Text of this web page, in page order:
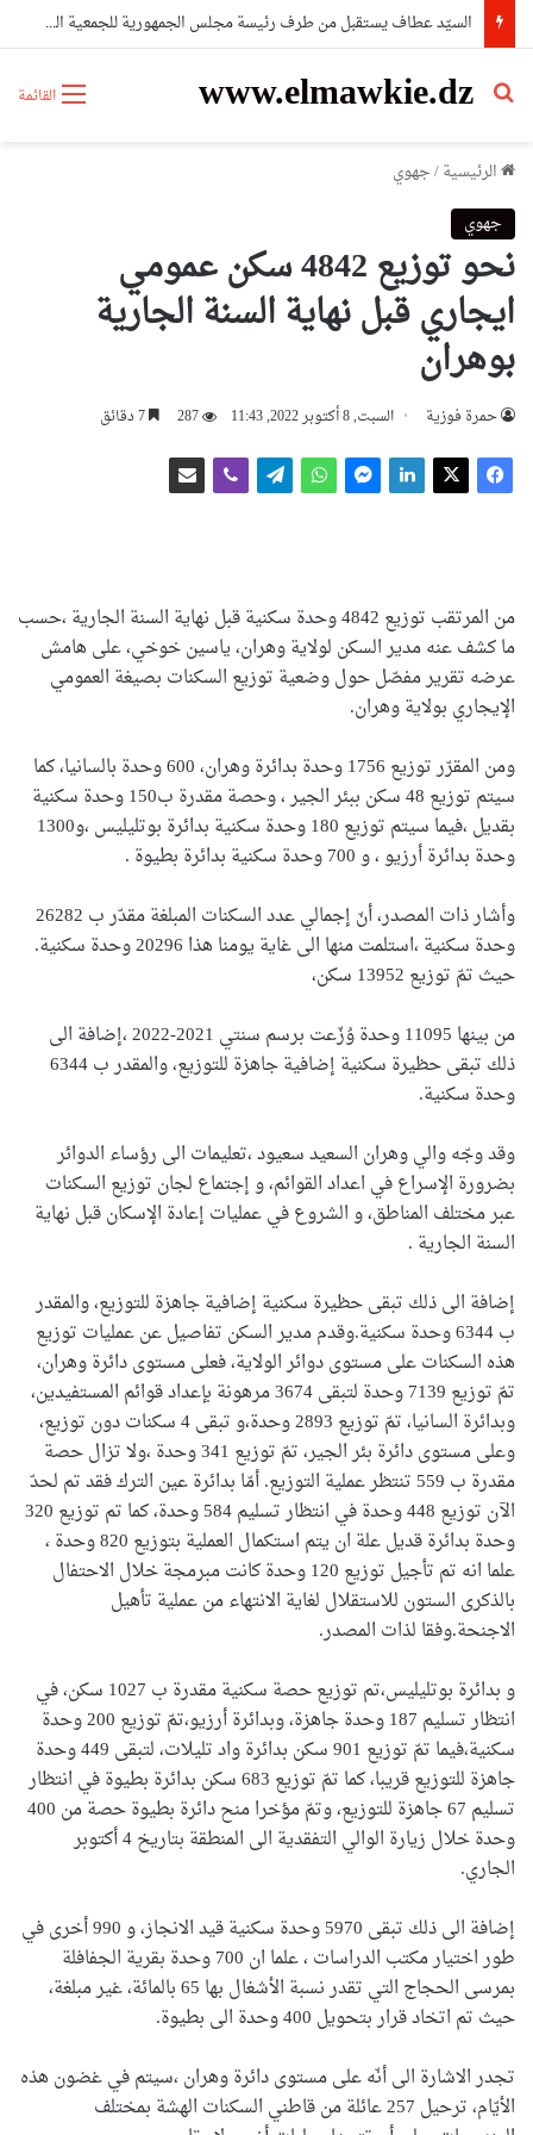
السيّد عطاف يستقبل من طرف رئيسة مجلس الجمهورية للجمعية الوطنية البيلاروسية
القائمة www.elmawkie.dz
بحث عن
الرئيسية/جهوي
جهوي
نحو توزيع 4842 سكن عمومي
ايجاري قبل نهاية السنة الجارية
بوهران
حمرة فوزية السبت, 8 أكتوبر 2022, 11:43 287
من المرتقب توزيع 4842 وحدة سكنية قبل نهاية السنة الجارية ،حسب
ما كشف عنه مدير السكن لولاية وهران، ياسين خوخي، على هامش
عرضه تقرير مفصّل حول وضعية توزيع السكنات بصيغة العمومي
الإيجاري بولاية وهران.
ومن المقرّر توزيع 1756 وحدة بدائرة وهران، 600 وحدة بالسانيا، كما
سيتم توزيع 48 سكن ببئر الجير ، وحصة مقدرة ب150 وحدة سكنية
بقديل ،فيما سيتم توزيع 180 وحدة سكنية بدائرة بوتليليس ،و1300
وحدة بدائرة أرزيو ، و 700 وحدة سكنية بدائرة بطيوة .
وأشار ذات المصدر، أنّ إجمالي عدد السكنات المبلغة مقدّر ب 26282
وحدة سكنية ،استلمت منها الى غاية يومنا هذا 20296 وحدة سكنية.
حيث تمّ توزيع 13952 سكن،
من بينها 11095 وحدة وُزّعت برسم سنتي 2021-2022 ،إضافة الى
ذلك تبقى حظيرة سكنية إضافية جاهزة للتوزيع، والمقدر ب 6344
وحدة سكنية.
وقد وجّه والي وهران السعيد سعيود ،تعليمات الى رؤساء الدوائر
بضرورة الإسراع في اعداد القوائم، و إجتماع لجان توزيع السكنات
عبر مختلف المناطق، و الشروع في عمليات إعادة الإسكان قبل نهاية
السنة الجارية .
إضافة الى ذلك تبقى حظيرة سكنية إضافية جاهزة للتوزيع، والمقدر
ب 6344 وحدة سكنية.وقدم مدير السكن تفاصيل عن عمليات توزيع
هذه السكنات على مستوى دوائر الولاية، فعلى مستوى دائرة وهران،
تمّ توزيع 7139 وحدة لتبقى 3674 مرهونة بإعداد قوائم المستفيدين،
وبدائرة السانيا، تمّ توزيع 2893 وحدة،و تبقى 4 سكنات دون توزيع،
وعلى مستوى دائرة بئر الجير، تمّ توزيع 341 وحدة ،ولا تزال حصة
مقدرة ب 559 تنتظر عملية التوزيع. أمّا بدائرة عين الترك فقد تم لحدّ
الآن توزيع 448 وحدة في انتظار تسليم 584 وحدة، كما تم توزيع 320
وحدة بدائرة قديل علة ان يتم استكمال العملية بتوزيع 820 وحدة ،
علما انه تم تأجيل توزيع 120 وحدة كانت مبرمجة خلال الاحتفال
بالذكرى الستون للاستقلال لغاية الانتهاء من عملية تأهيل
الاجنحة.وفقا لذات المصدر.
و بدائرة بوتليليس،تم توزيع حصة سكنية مقدرة ب 1027 سكن، في
انتظار تسليم 187 وحدة جاهزة، وبدائرة أرزيو،تمّ توزيع 200 وحدة
سكنية،فيما تمّ توزيع 901 سكن بدائرة واد تليلات، لتبقى 449 وحدة
جاهزة للتوزيع قريبا، كما تمّ توزيع 683 سكن بدائرة بطيوة في انتظار
تسليم 67 جاهزة للتوزيع، وتمّ مؤخرا منح دائرة بطيوة حصة من 400
وحدة خلال زيارة الوالي التفقدية الى المنطقة بتاريخ 4 أكتوبر
الجاري.
إضافة الى ذلك تبقى 5970 وحدة سكنية قيد الانجاز، و 990 أخرى في
طور اختيار مكتب الدراسات ، علما ان 700 وحدة بقرية الجفافلة
بمرسى الحجاج التي تقدر نسبة الأشغال بها 65 بالمائة، غير مبلغة،
حيث تم اتخاد قرار بتحويل 400 وحدة الى بطيوة.
تجدر الاشارة الى أنّه على مستوى دائرة وهران ،سيتم في غضون هذه
الأيّام، ترحيل 257 عائلة من قاطني السكنات الهشة بمختلف